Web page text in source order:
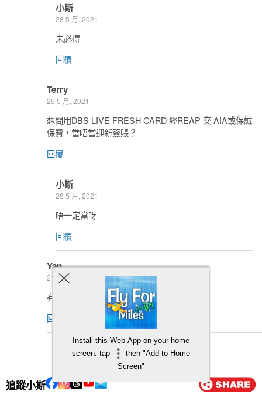
追蹤小斯
小斯
28 5 月, 2021
未必得
回覆
Terry
25 5 月, 2021
想問用DBS LIVE FRESH CARD 經REAP 交 AIA或保誠
保費，當唔當迎新簽賬？
回覆
小斯
28 5 月, 2021
唔一定當呀
回覆
Yan
21 5 月, 2021
有邊張卡會計迎新?
回覆
都未必計到 當繳費
Install this Web-App on your home
screen: tap
then "Add to Home
Screen"